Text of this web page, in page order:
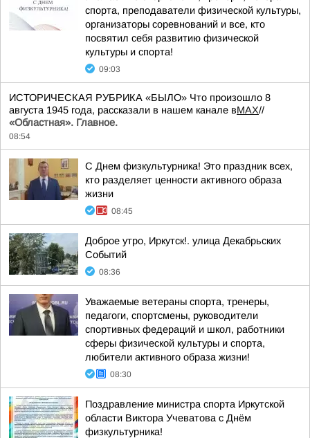
спорта, преподаватели физической культуры,
организаторы соревнований и все, кто
посвятил себя развитию физической
культуры и спорта!
09:03
ИСТОРИЧЕСКАЯ РУБРИКА «БЫЛО» Что произошло 8
августа 1945 года, рассказали в нашем канале вMAX//
«Областная». Главное.
08:54
С Днем физкультурника! Это праздник всех,
кто разделяет ценности активного образа
жизни
08:45
Доброе утро, Иркутск!. улица Декабрьских
Событий
08:36
Уважаемые ветераны спорта, тренеры,
педагоги, спортсмены, руководители
спортивных федераций и школ, работники
сферы физической культуры и спорта,
любители активного образа жизни!
08:30
Поздравление министра спорта Иркутской
области Виктора Учеватова с Днём
физкультурника!